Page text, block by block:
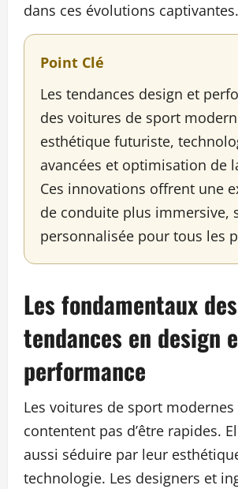
dans ces évolutions captivantes.
Point Clé
Les tendances design et
des voitures de sport
esthétique futuriste,
avancées et optimisation de
Ces innovations offrent une
de conduite plus immersive,
personnalisée pour tous les
Les fondamentaux des
tendances en design
performance
Les voitures de sport modernes
contentent pas d’être rapides.
aussi séduire par leur
technologie. Les designers et